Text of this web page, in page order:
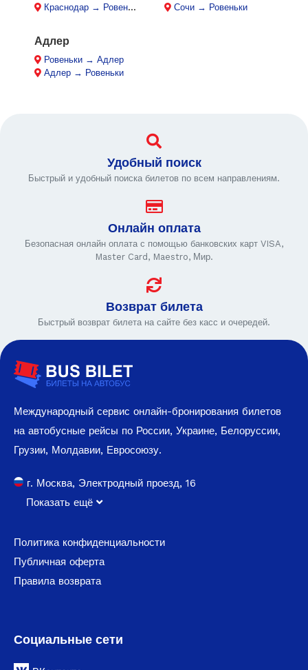
Краснодар → Ровеньки
Сочи → Ровеньки
Адлер
Ровеньки → Адлер
Адлер → Ровеньки
Удобный поиск
Быстрый и удобный поиска билетов по всем направлениям.
Онлайн оплата
Безопасная онлайн оплата с помощью банковских карт VISA,
Master Card, Maestro, Мир.
Возврат билета
Быстрый возврат билета на сайте без касс и очередей.
Международный сервис онлайн-бронирования билетов
на автобусные рейсы по России, Украине, Белоруссии,
Грузии, Молдавии, Евросоюзу.
г. Москва, Электродный проезд, 16
Показать ещё
Политика конфиденциальности
Публичная оферта
Правила возврата
Социальные сети